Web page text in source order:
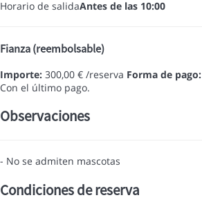
Horario de salidaAntes de las 10:00
Fianza (reembolsable)
Importe: 300,00 € /reserva Forma de pago:
Con el último pago.
Observaciones
- No se admiten mascotas
Condiciones de reserva